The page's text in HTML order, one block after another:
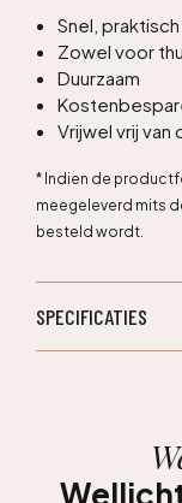
Snel,
Zowel voor
Duurzaam
Vrijwel vrij van
* Indien de
meegeleverd mits
besteld wordt.
SPECIFICATIES